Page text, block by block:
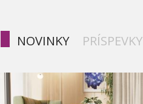
NOVINKY PRÍSPEVKY